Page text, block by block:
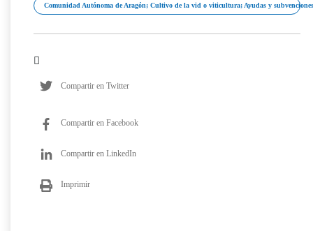
Comunidad Autónoma de Aragón; Cultivo de la vid o viticultura; Ayudas y
Compartir en Twitter
Compartir en Facebook
Compartir en LinkedIn
Imprimir